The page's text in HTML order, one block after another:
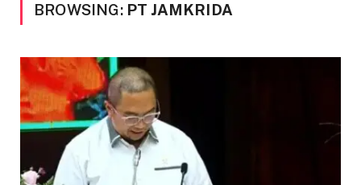
BROWSING: PT JAMKRIDA